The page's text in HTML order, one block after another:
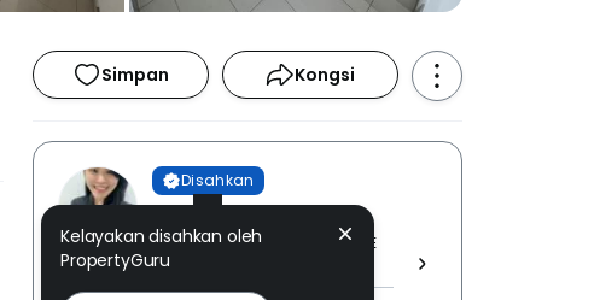
Simpan Kongsi
Disahkan
Shi Ting
THE ROOF REALTY SDN. BHD. [ E
(1) 1605/4 ]
Kelayakan disahkan oleh
PropertyGuru